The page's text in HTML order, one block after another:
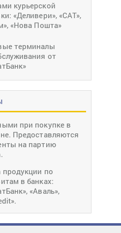
курьерской
«Деливери», «САТ»,
«Нова Пошта»
терминалы
от
при покупке в
Предоставляются
на партию
продукции по
в банках:
«Аваль»,